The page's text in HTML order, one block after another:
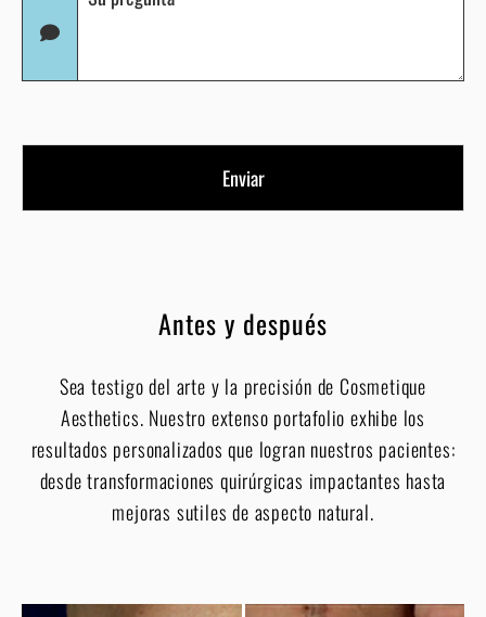
(Obligatorio)
Antes y después
Sea testigo del arte y la precisión de Cosmetique
Aesthetics. Nuestro extenso portafolio exhibe los
resultados personalizados que logran nuestros pacientes:
desde transformaciones quirúrgicas impactantes hasta
mejoras sutiles de aspecto natural.